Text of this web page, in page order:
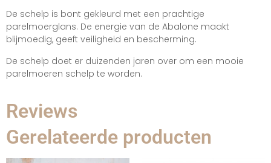
De schelp is bont gekleurd met een prachtige
parelmoerglans. De energie van de Abalone maakt
blijmoedig, geeft veiligheid en bescherming.
De schelp doet er duizenden jaren over om een mooie
parelmoeren schelp te worden.
Reviews
Gerelateerde producten